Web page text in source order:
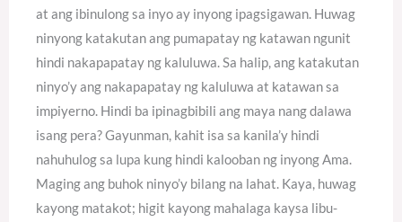
at ang ibinulong sa inyo ay inyong ipagsigawan. Huwag
ninyong katakutan ang pumapatay ng katawan ngunit
hindi nakapapatay ng kaluluwa. Sa halip, ang katakutan
ninyo’y ang nakapapatay ng kaluluwa at katawan sa
impiyerno. Hindi ba ipinagbibili ang maya nang dalawa
isang pera? Gayunman, kahit isa sa kanila’y hindi
nahuhulog sa lupa kung hindi kalooban ng inyong Ama.
Maging ang buhok ninyo’y bilang na lahat. Kaya, huwag
kayong matakot; higit kayong mahalaga kaysa libu-